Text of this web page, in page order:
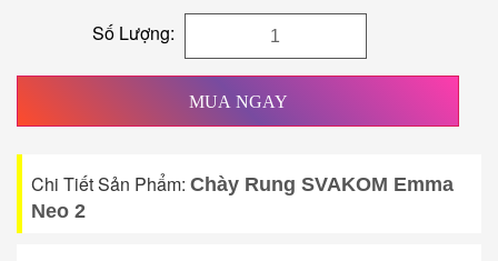
Số Lượng:
MUA NGAY
Chi Tiết Sản Phẩm: Chày Rung SVAKOM Emma
Neo 2